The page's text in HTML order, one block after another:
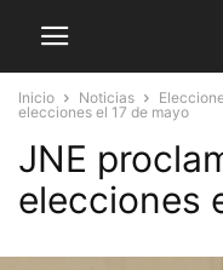
Inicio Noticias
elecciones el 17 de mayo
JNE
elecciones